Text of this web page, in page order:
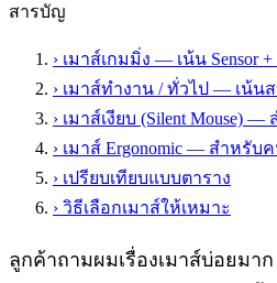
สารบัญ
› เมาส์เกมมิ่ง — เน้น Sensor
› เมาส์ทำงาน / ทั่วไป — เน้น
› เมาส์เงียบ (Silent Mouse)
› เมาส์ Ergonomic — สำหรับ
› เปรียบเทียบแบบตาราง
› วิธีเลือกเมาส์ให้เหมาะ
ลูกค้าถามผมเรื่องเมาส์บ่อยมา